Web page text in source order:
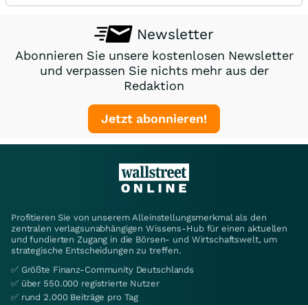
Newsletter
Abonnieren Sie unsere kostenlosen Newsletter
und verpassen Sie nichts mehr aus der
Redaktion
Jetzt abonnieren!
Profitieren Sie von unserem Alleinstellungsmerkmal als den
zentralen verlagsunabhängigen Wissens-Hub für einen aktuellen
und fundierten Zugang in die Börsen- und Wirtschaftswelt, um
strategische Entscheidungen zu treffen.
✅ Größte Finanz-Community Deutschlands
✅ über 550.000 registrierte Nutzer
✅ rund 2.000 Beiträge pro Tag